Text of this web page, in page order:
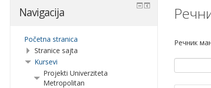
Речник
Navigacija
Početna stranica
Stranice sajta
Kursevi
Projekti Univerziteta
Metropolitan